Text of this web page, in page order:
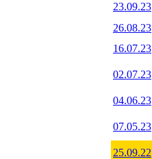
23.09.23
26.08.23
16.07.23
02.07.23
04.06.23
07.05.23
25.09.22